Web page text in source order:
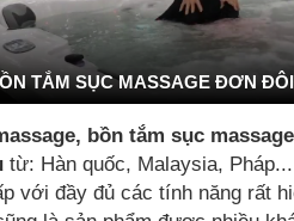
TẮM SỤC MASSAGE ĐƠN
bồn tắm sục
từ: Hàn quốc, Malaysia,
với đầy đủ các tính năng rất